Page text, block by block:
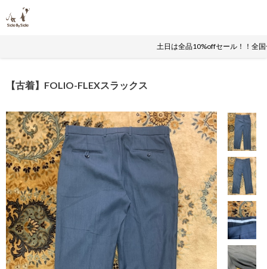
土日は全品10%offセール！！全
【古着】FOLIO-FLEXスラックス